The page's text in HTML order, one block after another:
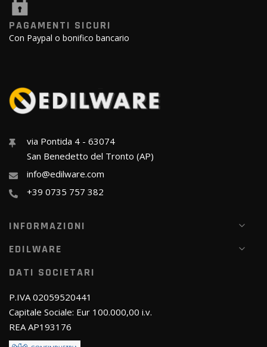
PAGAMENTI SICURI
Con Paypal o bonifico bancario
via Pontida 4 - 63074
San Benedetto del Tronto (AP)
info@edilware.com
+39 0735 757 382
INFORMAZIONI
EDILWARE
DATI SOCIETARI
P.IVA 02059520441
Capitale Sociale: Eur 100.000,00 i.v.
REA AP193176